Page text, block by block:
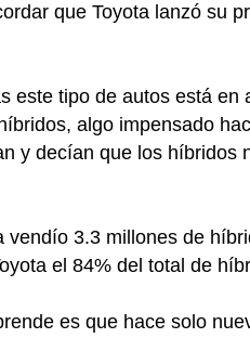
que Toyota lanzó su
este tipo de autos está
algo impensado
y decían que los híbridos
vendío 3.3 millones de
el 84% del total de
es que hace solo